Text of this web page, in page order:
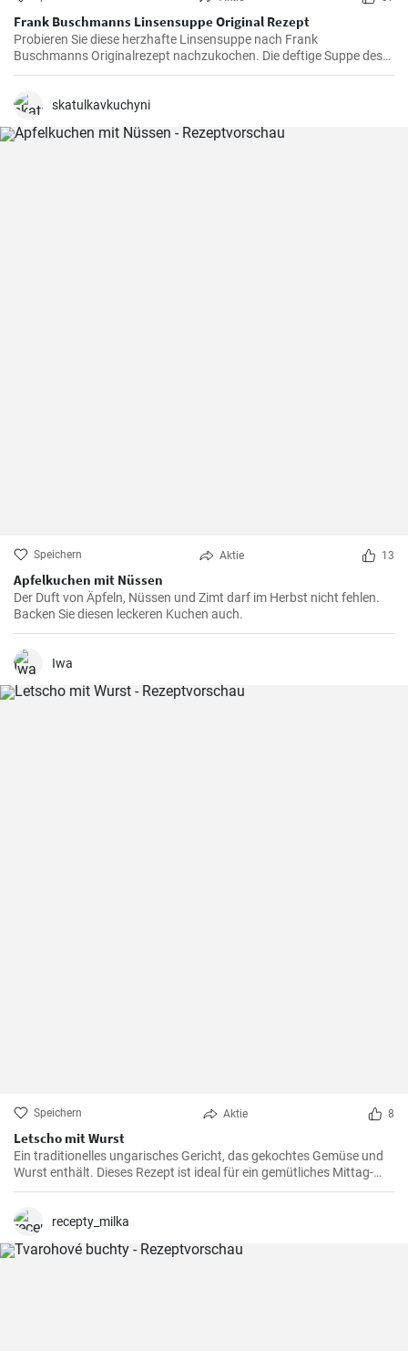
Frank Buschmanns Linsensuppe Original Rezept
Probieren Sie diese herzhafte Linsensuppe nach Frank
Buschmanns Originalrezept nachzukochen. Die deftige Suppe des
Starkochs wird mit Linsen, verschiedenen Gewürzen und
Ein herzhaftes Familien Essen !
skatulkavkuchyni
Speichern Aktie 13
Apfelkuchen mit Nüssen
Der Duft von Äpfeln, Nüssen und Zimt darf im Herbst nicht fehlen.
Backen Sie diesen leckeren Kuchen auch.
Iwa
Speichern Aktie 8
Letscho mit Wurst
Ein traditionelles ungarisches Gericht, das gekochtes Gemüse und
Wurst enthält. Dieses Rezept ist ideal für ein gemütliches Mittag-
oder Abendessen.
recepty_milka